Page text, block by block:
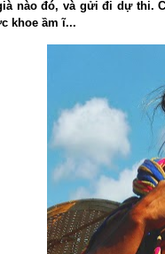
nào đó, và gửi đi dự thi.
khoe ầm ĩ...